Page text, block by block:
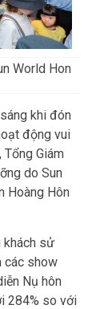
World Hon
khi đón
động vui
Giám
do Sun
Hoàng Hôn
khách sử
các show
Nụ hôn
284% so với